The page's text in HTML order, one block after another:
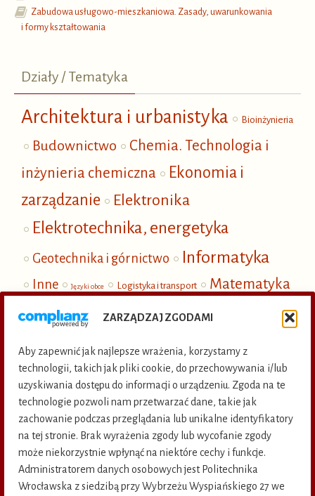
ZARZĄDZAJ ZGODAMI
Aby zapewnić jak najlepsze wrażenia, korzystamy z
technologii, takich jak pliki cookie, do przechowywania i/lub
uzyskiwania dostępu do informacji o urządzeniu. Zgoda na te
technologie pozwoli nam przetwarzać dane, takie jak
zachowanie podczas przeglądania lub unikalne identyfikatory
na tej stronie. Brak wyrażenia zgody lub wycofanie zgody
może niekorzystnie wpłynąć na niektóre cechy i funkcje.
Administratorem danych osobowych jest Politechnika
Wrocławska z siedzibą przy Wybrzeżu Wyspiańskiego 27 we
Zabudowa usługowo-mieszkaniowa. Zasady, uwarunkowania
i formy kształtowania
Działy / Tematyka
Architektura i urbanistyka Bioinżynieria
Budownictwo
Chemia. Technologia i
inżynieria chemiczna
Ekonomia i
zarządzanie
Elektronika
Elektrotechnika, energetyka
Geotechnika i górnictwo Informatyka
Inne Języki obce Logistyka i transport
Matematyka
i fizyka
Mechanika Nauki społeczne
Ochrona i inżynieria środowiska
Publikacje elektroniczne
Termoenergetyka
KSIĘGARNIA INTERNETOWA KATALOG KSIĄŻEK
ZAMAWIANIE WYDAWNICTW